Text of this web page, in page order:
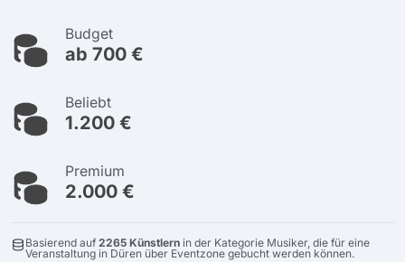
Budget
ab 700 €
Beliebt
1.200 €
Premium
2.000 €
Basierend auf 2265 Künstlern in der Kategorie Musiker, die für eine
Veranstaltung in Düren über Eventzone gebucht werden können.